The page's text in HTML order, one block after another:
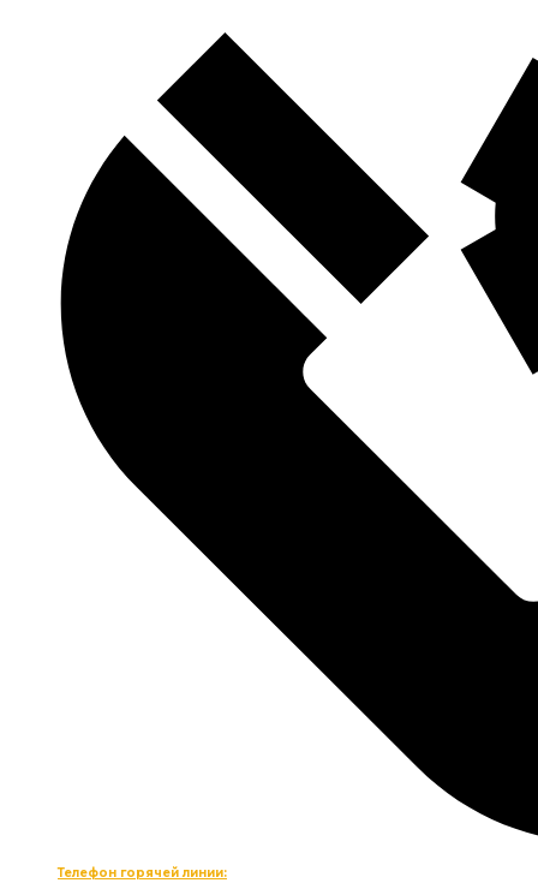
Телефон горячей линии: